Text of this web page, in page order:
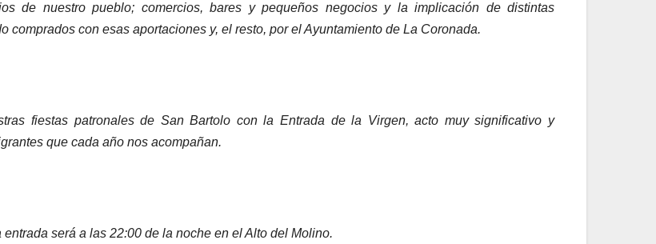
de nuestro pueblo; comercios, bares y pequeños negocios y la implicación de distintas
comprados con esas aportaciones y, el resto, por el Ayuntamiento de La Coronada.
fiestas patronales de San Bartolo con la Entrada de la Virgen, acto muy significativo y
que cada año nos acompañan.
será a las 22:00 de la noche en el Alto del Molino.